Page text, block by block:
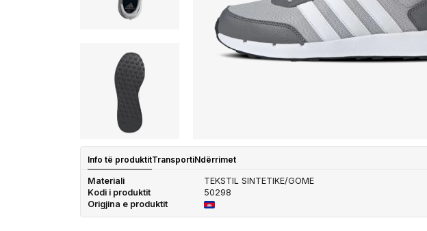
Info të produktitTransportiNdërrimet
Materiali
TEKSTIL SINTETIKE/GOME
Kodi i produktit
50298
Origjina e produktit